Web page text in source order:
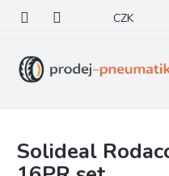
obsah
CZK
Solideal